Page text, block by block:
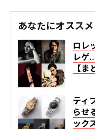
あなたにオススメ
ロレ
レゲ
【ま
ティ
らせ
ック